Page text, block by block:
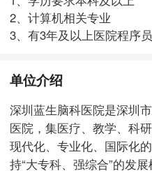
2、计算机相关专业
3、有3年及以上医院程序
单位介绍
深圳蓝生脑科医院是深圳
医院，集医疗、教学、科
现代化、专业化、国际化
持“大专科、强综合”的发